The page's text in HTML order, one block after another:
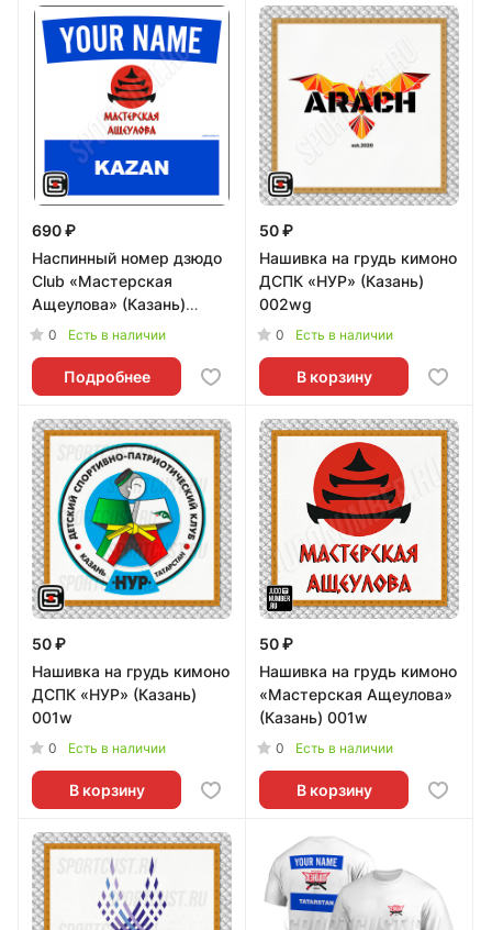
690 ₽
Наспинный номер дзюдо
Club «Мастерская
Ащеулова» (Казань)
001wb - L
0 Есть в наличии
Подробнее
50 ₽
Нашивка на грудь кимоно
ДСПК «НУР» (Казань)
002wg
0 Есть в наличии
В корзину
50 ₽
Нашивка на грудь кимоно
ДСПК «НУР» (Казань)
001w
0 Есть в наличии
В корзину
50 ₽
Нашивка на грудь кимоно
«Мастерская Ащеулова»
(Казань) 001w
0 Есть в наличии
В корзину